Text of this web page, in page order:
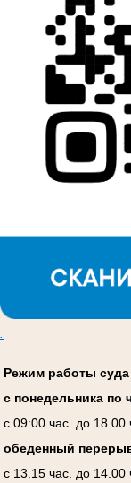
Режим работы суда
с понедельника по
с 09:00 час. до 18.00
обеденный
с 13.15 час. до 14.00